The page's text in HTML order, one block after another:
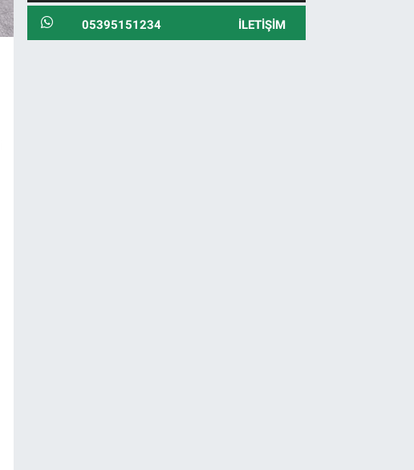
05395151234 İLETIŞIM